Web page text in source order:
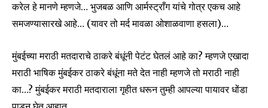
करेल हे मानणे म्हणजे… भुजबळ आणि आर्मस्ट्राँग यांचे गोत्र एकच आहे
समजण्यासारखे आहे… (यावर तो मर्द मावळा ओशाळवाणा हसला)…
मुंबईच्या मराठी मतदाराचे ठाकरे बंधूंनी पेटंट घेतलं आहे का? म्हणजे एखादा
मराठी भाषिक मुंबईकर ठाकरे बंधूंना मते देत नाही म्हणजे तो मराठी नाही
का…? मुंबईकर मराठी मतदाराला गृहीत धरून तुम्ही आपल्या पायावर धोंडा